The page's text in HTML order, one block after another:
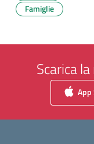
Famiglie
Scarica
App